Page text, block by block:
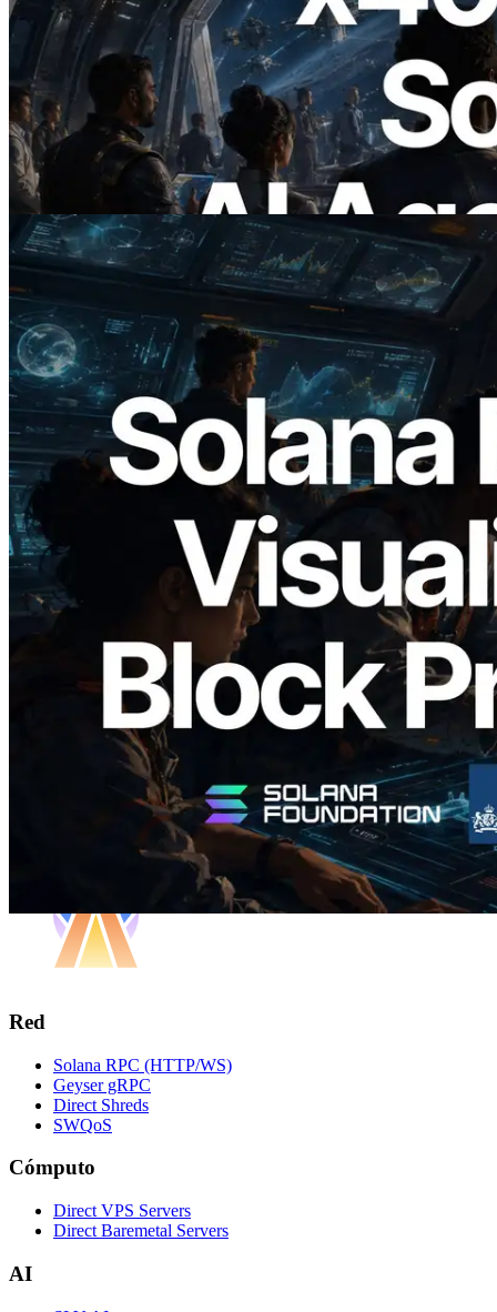
2026.07.04
ERPC lanza Solana RPC compatible con
x402 — La era en la que los agentes de IA
pagan bajo demanda por las API que
necesitan
Leer este artículo
2026.05.24
Validators Solutions lanza el Solana Block
Analyzer — Visualización del tiempo de
producción de bloque por slot y del
Validador asignado
Leer este artículo
Red
Solana RPC (HTTP/WS)
Geyser gRPC
Direct Shreds
SWQoS
Cómputo
Direct VPS Servers
Direct Baremetal Servers
AI